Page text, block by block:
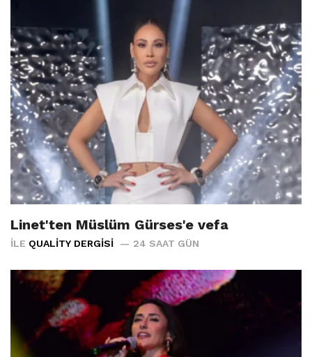
Linet'ten Müslüm Gürses'e vefa
İLE QUALITY DERGISI 24 SAAT GÜN